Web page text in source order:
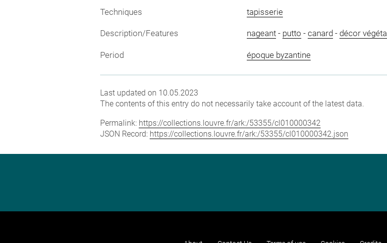
Techniques tapisserie
Description/Features nageant- putto - canard - décor végétal
Period époque byzantine
Last updated on 10.05.2023
The contents of this entry do not necessarily take account of the latest data.
Permalink: https://collections.louvre.fr/ark:/53355/cl010000342
JSON Record: https://collections.louvre.fr/ark:/53355/cl010000342.json